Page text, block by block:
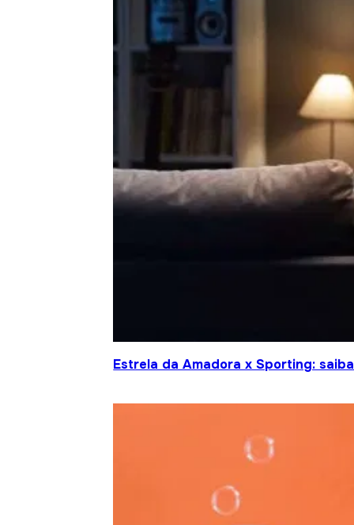
Estrela da Amadora x Sporting: